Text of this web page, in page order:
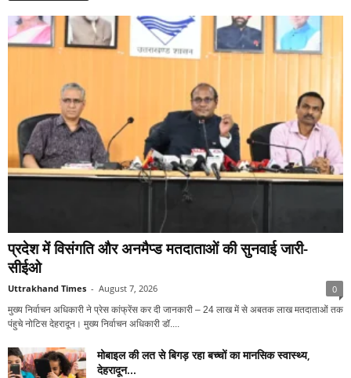
प्रदेश में विसंगति और अनमैप्ड मतदाताओं की सुनवाई जारी-
सीईओ
Uttrakhand Times - August 7, 2026 0
मुख्य निर्वाचन अधिकारी ने प्रेस कांफ्रेंस कर दी जानकारी – ⁠24 लाख में से अबतक लाख मतदाताओं तक
पंहुचे नोटिस देहरादून। मुख्य निर्वाचन अधिकारी डॉ....
मोबाइल की लत से बिगड़ रहा बच्चों का मानसिक स्वास्थ्य,
देहरादून...